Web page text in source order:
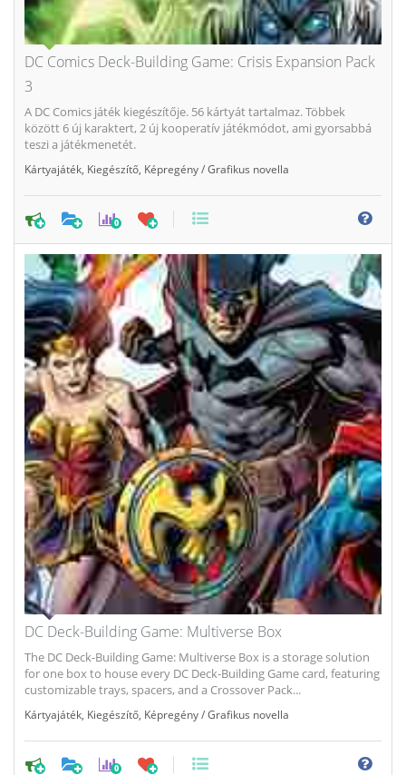
DC Comics Deck-Building Game: Crisis Expansion Pack
3
A DC Comics játék kiegészítője. 56 kártyát tartalmaz. Többek
között 6 új karaktert, 2 új kooperatív játékmódot, ami gyorsabbá
teszi a játékmenetét.
Kártyajáték Kiegészítő Képregény / Grafikus novella
0
DC Deck-Building Game: Multiverse Box
The DC Deck-Building Game: Multiverse Box is a storage solution
for one box to house every DC Deck-Building Game card, featuring
customizable trays, spacers, and a Crossover Pack...
Kártyajáték Kiegészítő Képregény / Grafikus novella
0